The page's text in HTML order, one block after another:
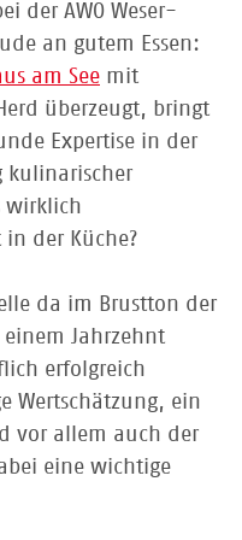
der AWO Weser-
an gutem Essen:
am See mit
überzeugt, bringt
Expertise in der
kulinarischer
wirklich
der Küche?
da im Brustton der
Jahrzehnt
erfolgreich
Wertschätzung, ein
vor allem auch der
eine wichtige